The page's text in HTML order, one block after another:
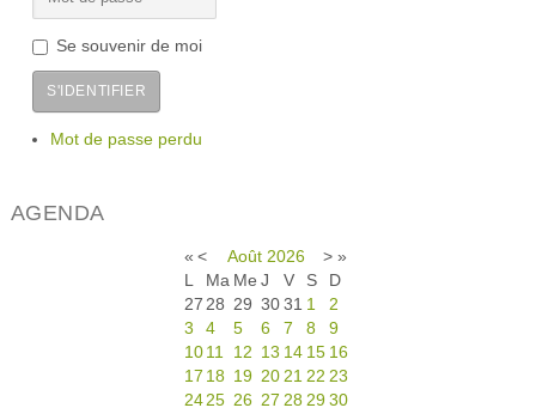
Se souvenir de moi
S'IDENTIFIER
Mot de passe perdu
AGENDA
« < Août 2026 > »
L
Ma Me J V S
D
27 28 29 30 31 1
2
3
4 5 6 7 8
9
10 11 12 13 14 15 16
17 18 19 20 21 22 23
2425 26 27 28 29 30